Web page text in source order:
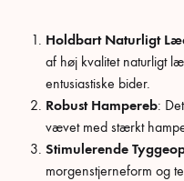
Holdbart Naturligt
af høj kvalitet naturligt
entusiastiske bider.
Robust Hampereb:
vævet med stærkt
Stimulerende
morgenstjerneform og